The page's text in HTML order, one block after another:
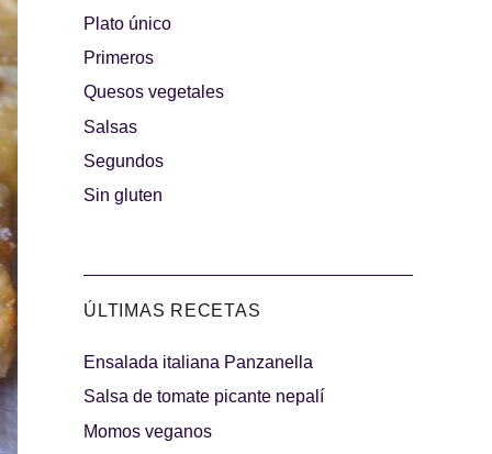
Los más dulces
Días de fiesta
Plato único
Primeros
Quesos vegetales
Salsas
Segundos
Sin gluten
ÚLTIMAS RECETAS
Ensalada italiana Panzanella
Salsa de tomate picante nepalí
Momos veganos